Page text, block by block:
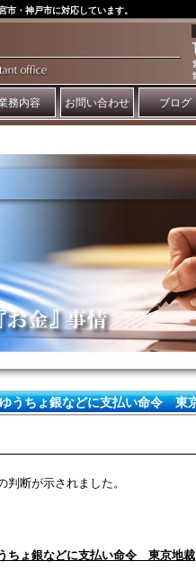
・神戸市に対応しています。
務内容 お問い合わせ ブログ
うちょ銀などに支払い命令 東
断が示されました。
ちょ銀などに支払い命令 東京地裁